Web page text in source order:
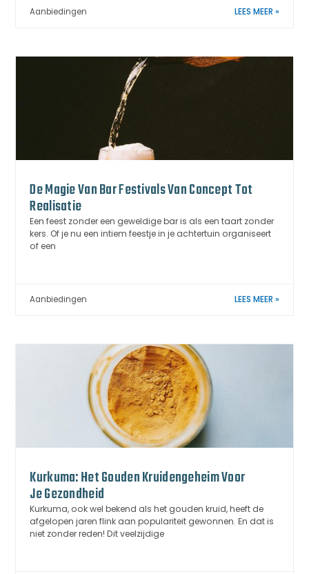
Aanbiedingen LEES MEER »
De Magie Van Bar Festivals Van Concept Tot
Realisatie
Een feest zonder een geweldige bar is als een taart zonder
kers. Of je nu een intiem feestje in je achtertuin organiseert
of een
Aanbiedingen LEES MEER »
Kurkuma: Het Gouden Kruidengeheim Voor
Je Gezondheid
Kurkuma, ook wel bekend als het gouden kruid, heeft de
afgelopen jaren flink aan populariteit gewonnen. En dat is
niet zonder reden! Dit veelzijdige